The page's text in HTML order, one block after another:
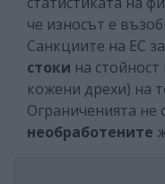
че износът е
Санкциите на ЕС
стоки на стойност
кожени дрехи) на
Ограниченията не
необработените